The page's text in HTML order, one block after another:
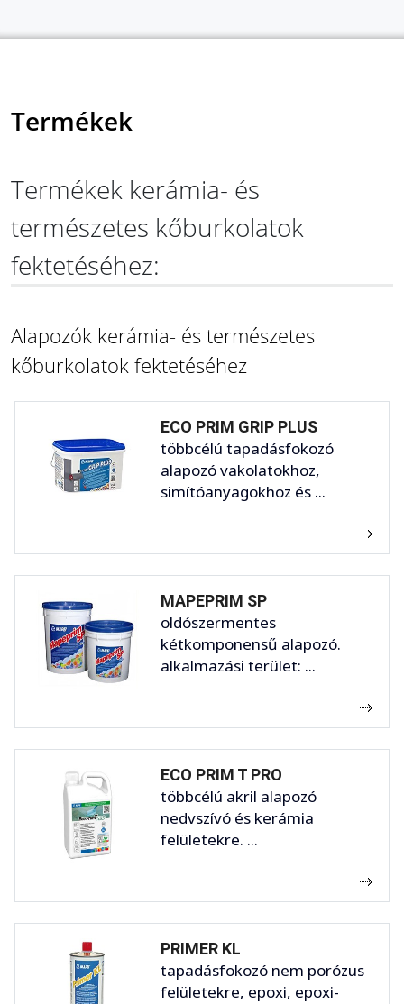
Termékek
Termékek kerámia- és
természetes kőburkolatok
fektetéséhez:
Alapozók kerámia- és természetes
kőburkolatok fektetéséhez
ECO PRIM GRIP PLUS
többcélú tapadásfokozó
alapozó vakolatokhoz,
simítóanyagokhoz és ...
MAPEPRIM SP
oldószermentes
kétkomponensű alapozó.
alkalmazási terület: ...
ECO PRIM T PRO
többcélú akril alapozó
nedvszívó és kerámia
felületekre. ...
PRIMER KL
tapadásfokozó nem porózus
felületekre, epoxi, epoxi-